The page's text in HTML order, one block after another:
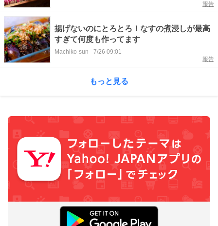
報告
揚げないのにとろとろ！なすの煮浸しが最高
すぎて何度も作ってます
Machiko‐sun - 7/26 09:01
報告
もっと見る